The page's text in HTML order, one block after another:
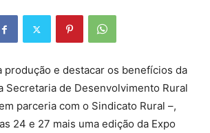
produção e destacar os benefícios da
Secretaria de Desenvolvimento Rural
parceria com o Sindicato Rural –,
24 e 27 mais uma edição da Expo